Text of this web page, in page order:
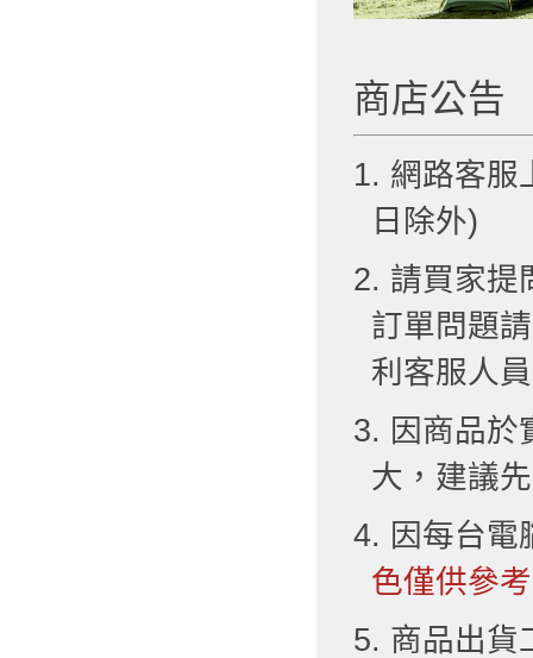
商店公告
1. 網路客服
日除外)
2. 請買家提
訂單問題
利客服人
3. 因商品於
大，建議
4. 因每台電
色僅供參
5. 商品出貨